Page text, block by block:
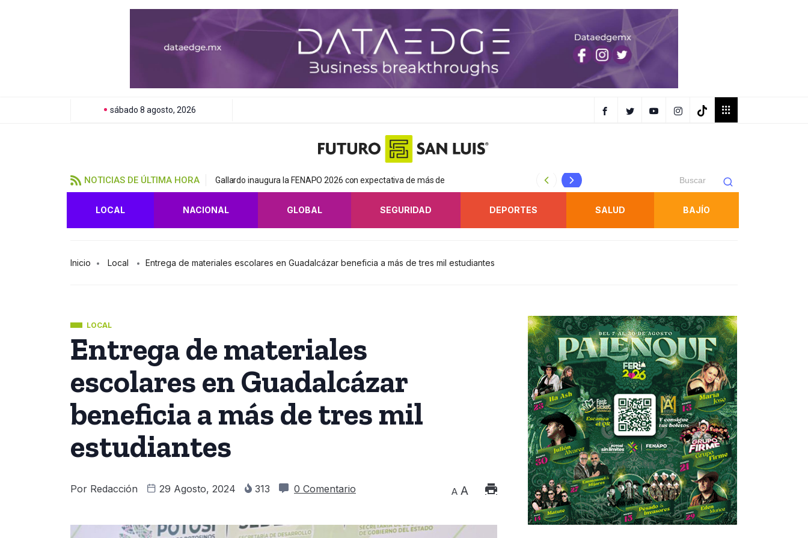
sábado 8 agosto, 2026
NOTICIAS DE ÚLTIMA HORA Gallardo inaugura la FENAPO 2026 con expectativa de más de Protección Civil refuerza inspecciones en juegos
LOCAL NACIONAL GLOBAL SEGURIDAD DEPORTES SALUD BAJÍO
Inicio Local Entrega de materiales escolares en Guadalcázar beneficia a más de tres mil estudiantes
LOCAL
Entrega de materiales
escolares en Guadalcázar
beneficia a más de tres mil
estudiantes
Por Redacción 29 Agosto, 2024 313 0 Comentario A A